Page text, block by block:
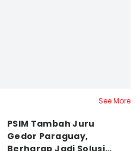
See More
PSIM Tambah Juru
Gedor Paraguay,
Berharap Jadi Solusi